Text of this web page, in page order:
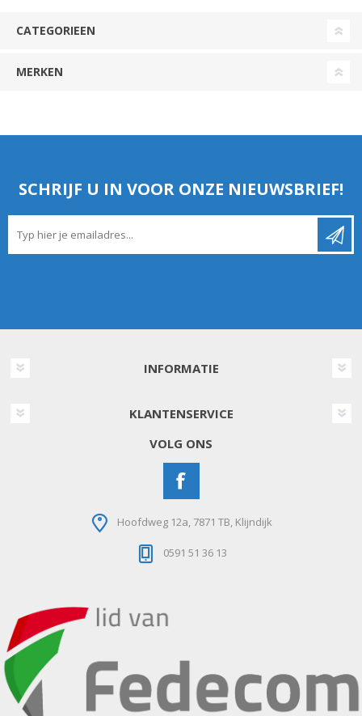
CATEGORIEEN
MERKEN
SCHRIJF U IN VOOR ONZE NIEUWSBRIEF!
INFORMATIE
KLANTENSERVICE
VOLG ONS
Hoofdweg 12a, 7871 TB, Klijndijk
0591 51 36 13